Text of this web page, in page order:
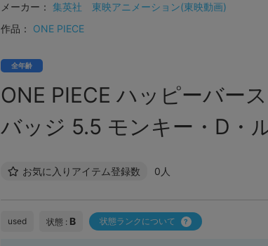
メーカー： 集英社
東映アニメーション(東映動画)
作品：
ONE PIECE
全年齢
ONE PIECE ハッピーバー
バッジ 5.5 モンキー・D・
お気に入りアイテム登録数 0人
used 状態 : B 状態ランクについて